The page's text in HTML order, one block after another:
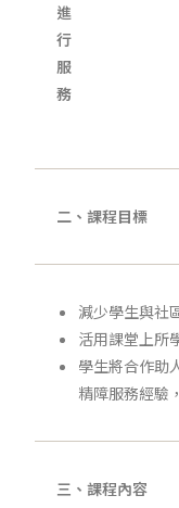
進
行
服
務
二、課程目標
減少學生與社
活用課堂上所
學生將合作助
精障服務經驗
三、課程內容